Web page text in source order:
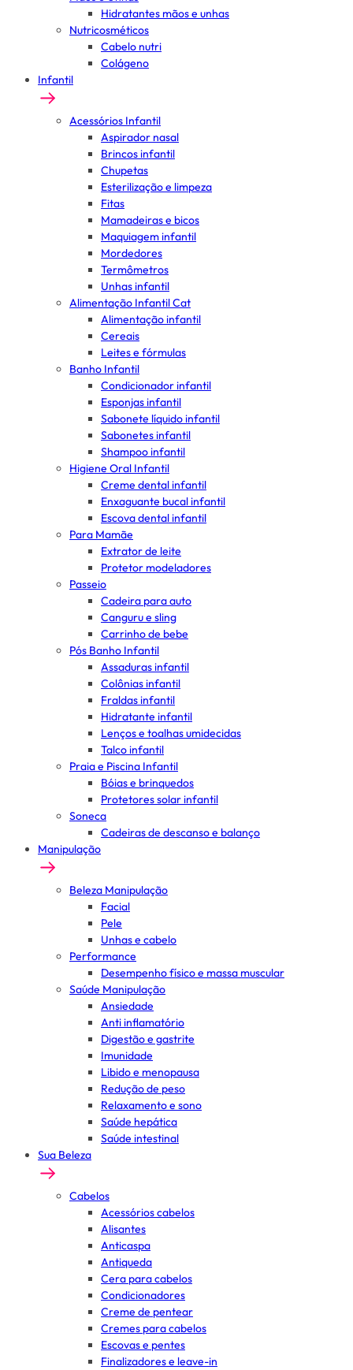
Hidratantes mãos e unhas
Nutricosméticos
Cabelo nutri
Colágeno
Infantil
Acessórios Infantil
Aspirador nasal
Brincos infantil
Chupetas
Esterilização e limpeza
Fitas
Mamadeiras e bicos
Maquiagem infantil
Mordedores
Termômetros
Unhas infantil
Alimentação Infantil Cat
Alimentação infantil
Cereais
Leites e fórmulas
Banho Infantil
Condicionador infantil
Esponjas infantil
Sabonete líquido infantil
Sabonetes infantil
Shampoo infantil
Higiene Oral Infantil
Creme dental infantil
Enxaguante bucal infantil
Escova dental infantil
Para Mamãe
Extrator de leite
Protetor modeladores
Passeio
Cadeira para auto
Canguru e sling
Carrinho de bebe
Pós Banho Infantil
Assaduras infantil
Colônias infantil
Fraldas infantil
Hidratante infantil
Lenços e toalhas umidecidas
Talco infantil
Praia e Piscina Infantil
Bóias e brinquedos
Protetores solar infantil
Soneca
Cadeiras de descanso e balanço
Manipulação
Beleza Manipulação
Facial
Pele
Unhas e cabelo
Performance
Desempenho físico e massa muscular
Saúde Manipulação
Ansiedade
Anti inflamatório
Digestão e gastrite
Imunidade
Libido e menopausa
Redução de peso
Relaxamento e sono
Saúde hepática
Saúde intestinal
Sua Beleza
Cabelos
Acessórios cabelos
Alisantes
Anticaspa
Antiqueda
Cera para cabelos
Condicionadores
Creme de pentear
Cremes para cabelos
Escovas e pentes
Finalizadores e leave-in